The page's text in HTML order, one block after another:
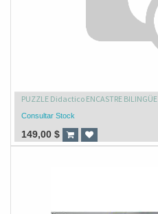
PUZZLE Didactico ENCASTRE BILINGÜE
Consultar Stock
149,00 $